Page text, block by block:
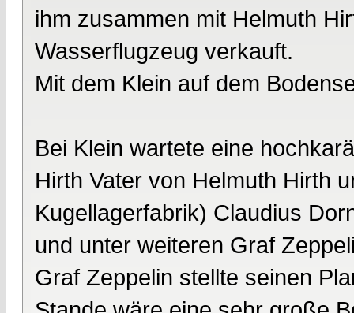
ihm zusammen mit Helmuth
Wasserflugzeug verkauft.
Mit dem Klein auf dem
Bei Klein wartete eine
Hirth Vater von Helmuth Hirth
Kugellagerfabrik) Claudius
und unter weiteren Graf
Graf Zeppelin stellte seinen